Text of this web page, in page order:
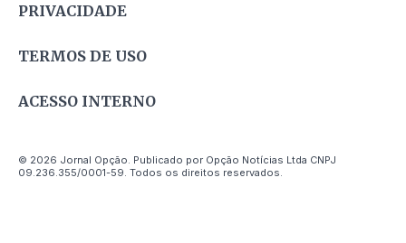
PRIVACIDADE
TERMOS DE USO
ACESSO INTERNO
© 2026 Jornal Opção. Publicado por Opção Notícias Ltda CNPJ
09.236.355/0001-59. Todos os direitos reservados.